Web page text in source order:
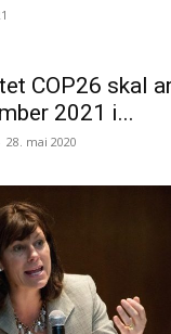
COP26 skal
2021 i...
28. mai 2020